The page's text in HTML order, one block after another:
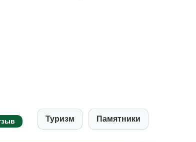
Туризм Памятники